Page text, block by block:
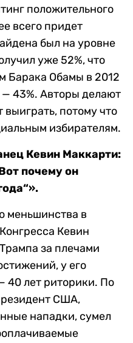
положительного
всего придет
был на уровне
уже 52%, что
Барака Обамы в 2012
— 43%. Авторы делают
потому что
избирателям.
Кевин Маккарти:
почему он
».
меньшинства в
Кевин
за плечами
у его
40 лет риторики. По
США,
нападки, сумел